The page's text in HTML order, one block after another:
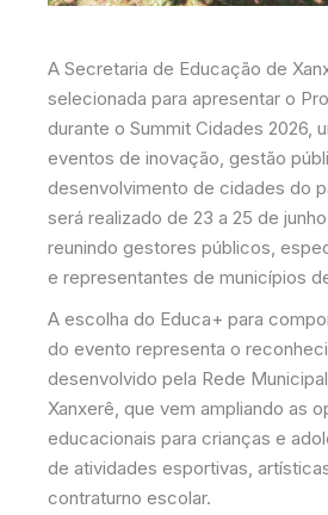
A Secretaria de Educação de
selecionada para apresentar o
durante o Summit Cidades 2026,
eventos de inovação, gestão
desenvolvimento de cidades do
será realizado de 23 a 25 de
reunindo gestores públicos,
e representantes de municípios
A escolha do Educa+ para
do evento representa o
desenvolvido pela Rede
Xanxerê, que vem ampliando as
educacionais para crianças e
de atividades esportivas,
contraturno escolar.